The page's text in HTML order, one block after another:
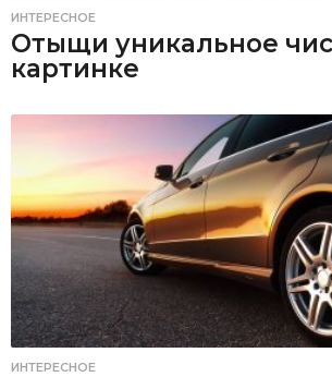
ИНТЕРЕСНОЕ
Отыщи уникальное
картинке
ИНТЕРЕСНОЕ